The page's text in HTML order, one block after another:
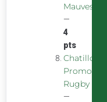
Mauves
—
4
pts
Chatillon
Promotion
Rugby
—